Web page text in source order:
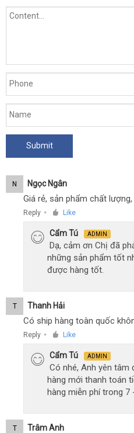
N Ngọc Ngân
Giá rẻ, sản phẩm chất
Reply ● Like
Cẩm Tú ADMIN
Dạ, cảm ơn Chị đã
những sản phẩm tốt
được hàng tốt.
T Thanh Hải
Có ship hàng toàn quốc
Reply ● Like
Cẩm Tú ADMIN
Có nhé, Anh yên tâm
hàng mới thanh toán
hàng miễn phí trong 7
T Trâm Anh